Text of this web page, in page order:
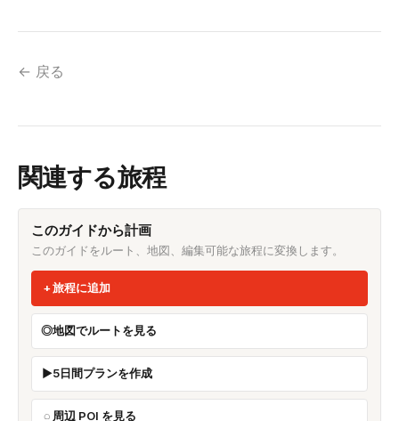
← 戻る
関連する旅程
このガイドから計画
このガイドをルート、地図、編集可能な旅程に変換します。
旅程に追加
地図でルートを見る
5日間プランを作成
周辺 POI を見る